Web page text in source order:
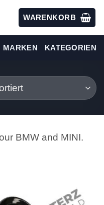
WARENKORB
MARKEN KATEGORIEN
BMW and MINI.